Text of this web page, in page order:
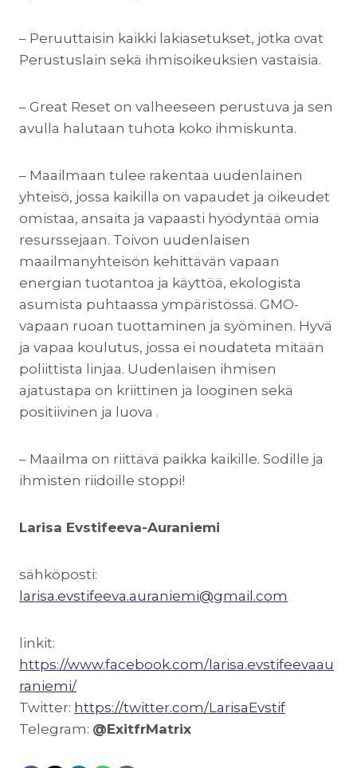
– Peruuttaisin kaikki lakiasetukset, jotka ovat
Perustuslain sekä ihmisoikeuksien vastaisia.
– Great Reset on valheeseen perustuva ja sen
avulla halutaan tuhota koko ihmiskunta.
– Maailmaan tulee rakentaa uudenlainen
yhteisö, jossa kaikilla on vapaudet ja oikeudet
omistaa, ansaita ja vapaasti hyödyntää omia
resurssejaan. Toivon uudenlaisen
maailmanyhteisön kehittävän vapaan
energian tuotantoa ja käyttöä, ekologista
asumista puhtaassa ympäristössä. GMO-
vapaan ruoan tuottaminen ja syöminen. Hyvä
ja vapaa koulutus, jossa ei noudateta mitään
poliittista linjaa. Uudenlaisen ihmisen
ajatustapa on kriittinen ja looginen sekä
positiivinen ja luova .
– Maailma on riittävä paikka kaikille. Sodille ja
ihmisten riidoille stoppi!
Larisa Evstifeeva-Auraniemi
sähköposti:
larisa.evstifeeva.auraniemi@gmail.com
linkit:
https://www.facebook.com/larisa.evstifeevaau
raniemi/
Twitter: https://twitter.com/LarisaEvstif
Telegram: @ExitfrMatrix